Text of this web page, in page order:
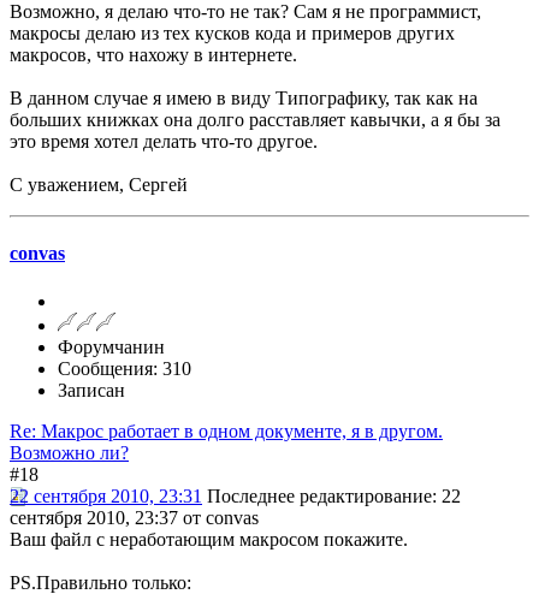
Возможно, я делаю что-то не так? Сам я не программист,
макросы делаю из тех кусков кода и примеров других
макросов, что нахожу в интернете.
В данном случае я имею в виду Типографику, так как на
больших книжках она долго расставляет кавычки, а я бы за
это время хотел делать что-то другое.
С уважением, Сергей
convas
Форумчанин
Сообщения: 310
Записан
Re: Макрос работает в одном документе, я в другом.
Возможно ли?
#18
22 сентября 2010, 23:31 Последнее редактирование: 22
сентября 2010, 23:37 от convas
Ваш файл с неработающим макросом покажите.
PS.Правильно только: